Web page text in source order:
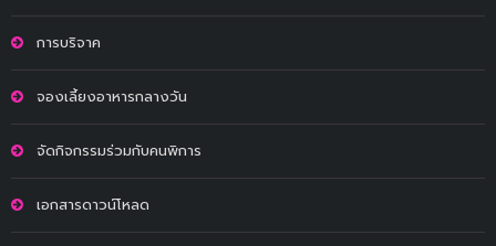
การบริจาค
จองเลี้ยงอาหารกลางวัน
จัดกิจกรรมร่วมกับคนพิการ
เอกสารดาวน์โหลด